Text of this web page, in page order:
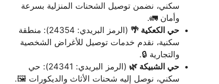
سكني، نضمن توصيل الشحنات المنزلية بسرعة
وأمان 🚛.
حي الكعكية 🌴
(الرمز البريدي: 24354): منطقة
سكنية، نقدم خدمات توصيل للأغراض الشخصية
والتجارية 🔒.
حي الشبيكة 🌿
(الرمز البريدي: 24341): حي
سكني، نوصل إليه شحنات الأثاث والديكورات 🖼️.